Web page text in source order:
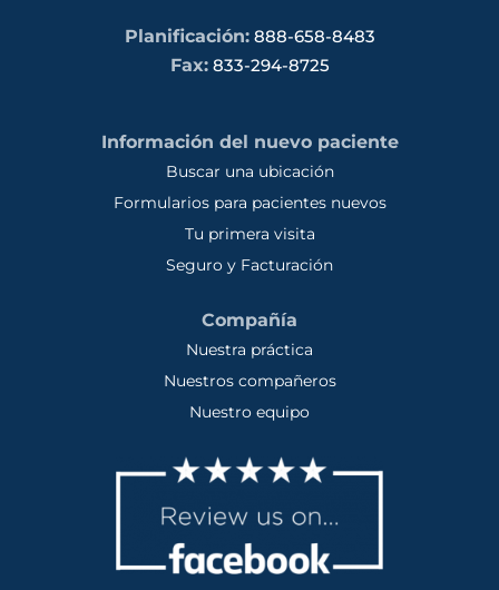
Planificación: 888-658-8483
Fax:833-294-8725
Información del nuevo paciente
Buscar una ubicación
Formularios para pacientes nuevos
Tu primera visita
Seguro y Facturación
Compañía
Nuestra práctica
Nuestros compañeros
Nuestro equipo